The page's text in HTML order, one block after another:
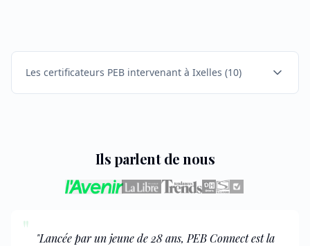
Les certificateurs PEB intervenant à Ixelles (10)
Ils parlent de nous
" "Une nouvelle plateforme wallonne centralise